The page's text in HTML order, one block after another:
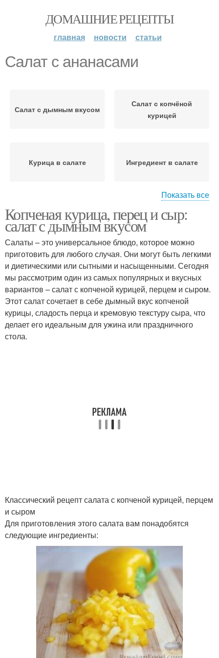
ДОМАШНИЕ РЕЦЕПТЫ
главная новости статьи
Салат с ананасами
Салат с дымным вкусом
Салат с копчёной
курицей
Курица в салате Ингредиент в салате
Курица для салата Салат с куриным филе
Салат с курицей Салат с сыром
Майонез для салатов Песто для салатов
Праздничный салат
Салат с шампиньонами Овощной салат
Салат с ананасом
Салат из копченой
курицы
Показать все
Копченая курица, перец и сыр:
салат с дымным вкусом
Салаты – это универсальное блюдо, которое можно
приготовить для любого случая. Они могут быть легкими
и диетическими или сытными и насыщенными. Сегодня
мы рассмотрим один из самых популярных и вкусных
вариантов – салат с копченой курицей, перцем и сыром.
Этот салат сочетает в себе дымный вкус копченой
курицы, сладость перца и кремовую текстуру сыра, что
делает его идеальным для ужина или праздничного
стола.
Классический рецепт салата с копченой курицей, перцем
и сыром
Для приготовления этого салата вам понадобятся
следующие ингредиенты: